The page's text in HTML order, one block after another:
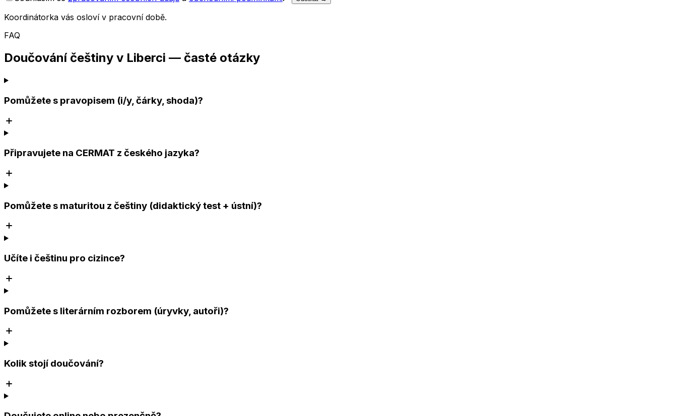
Koordinátorka vás osloví v pracovní době.
FAQ
Doučování češtiny v Liberci — časté otázky
Pomůžete s pravopisem (i/y, čárky, shoda)?
Připravujete na CERMAT z českého jazyka?
Pomůžete s maturitou z češtiny (didaktický test + ústní)?
Učíte i češtinu pro cizince?
Pomůžete s literárním rozborem (úryvky, autoři)?
Kolik stojí doučování?